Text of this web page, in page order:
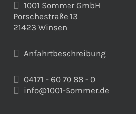
1001 Sommer GmbH
Porschestraße 13
21423 Winsen
Anfahrtbeschreibung
04171 - 60 70 88 - 0
info@1001-Sommer.de